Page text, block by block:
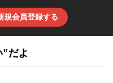
規会員登録する
だよ